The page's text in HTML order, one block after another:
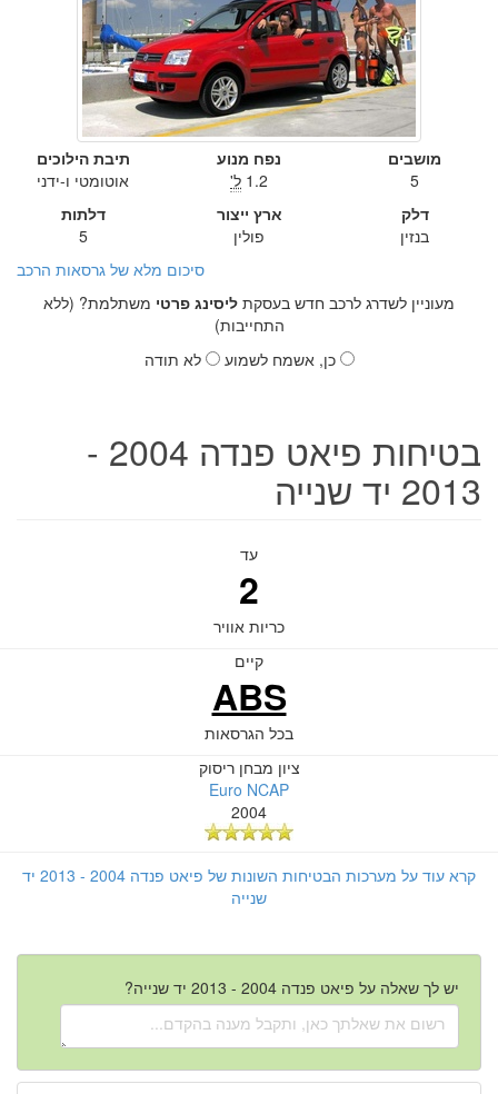
מושבים
5
נפח מנוע
1.2 ל'
תיבת הילוכים
אוטומטי ו-ידני
דלק
בנזין
ארץ ייצור
פולין
דלתות
5
סיכום מלא של גרסאות הרכב
מעוניין לשדרג לרכב חדש בעסקת ליסינג פרטי משתלמת? (ללא
התחייבות)
כן, אשמח לשמוע
לא תודה
בטיחות פיאט פנדה 2004 -
2013 יד שנייה
עד
2
כריות אוויר
קיים
ABS
בכל הגרסאות
ציון מבחן ריסוק
Euro NCAP
2004
קרא עוד על מערכות הבטיחות השונות של פיאט פנדה 2004 - 2013 יד
שנייה
יש לך שאלה על פיאט פנדה 2004 - 2013 יד שנייה?